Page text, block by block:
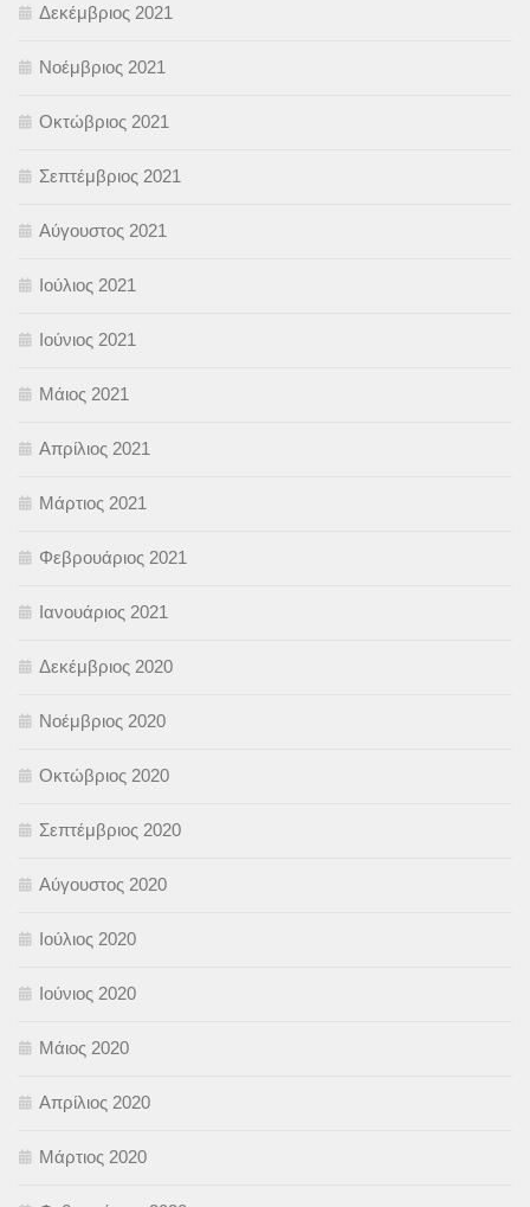
Δεκέμβριος 2021
Νοέμβριος 2021
Οκτώβριος 2021
Σεπτέμβριος 2021
Αύγουστος 2021
Ιούλιος 2021
Ιούνιος 2021
Μάιος 2021
Απρίλιος 2021
Μάρτιος 2021
Φεβρουάριος 2021
Ιανουάριος 2021
Δεκέμβριος 2020
Νοέμβριος 2020
Οκτώβριος 2020
Σεπτέμβριος 2020
Αύγουστος 2020
Ιούλιος 2020
Ιούνιος 2020
Μάιος 2020
Απρίλιος 2020
Μάρτιος 2020